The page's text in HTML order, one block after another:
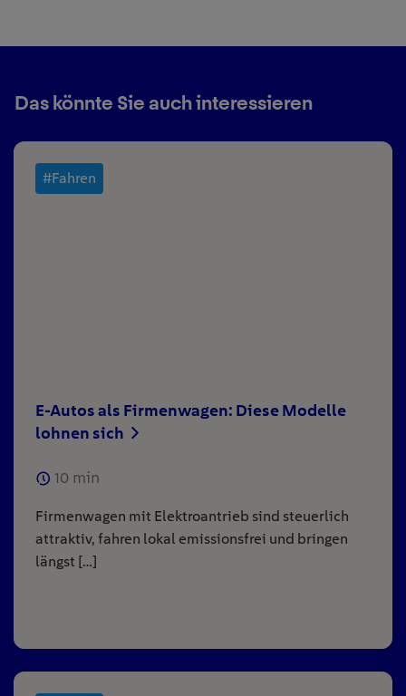
Das könnte Sie auch interessieren
#Fahren
E-Autos als Firmenwagen: Diese Modelle
lohnen sich
10 min
Firmenwagen mit Elektroantrieb sind steuerlich
attraktiv, fahren lokal emissionsfrei und bringen
längst […]